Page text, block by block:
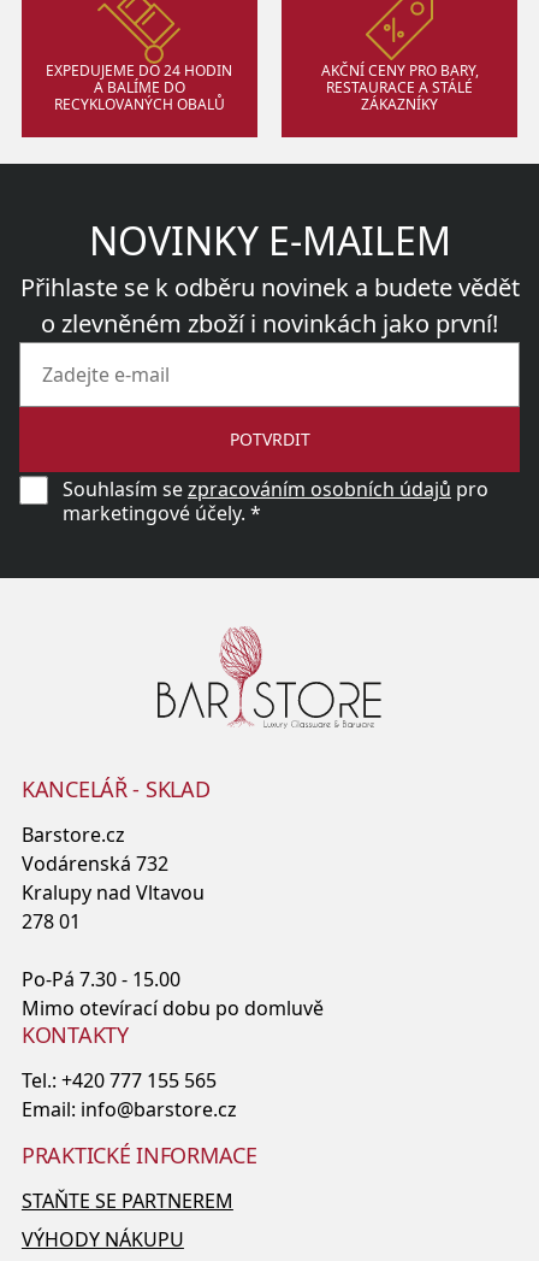
EXPEDUJEME DO 24 HODIN
A BALÍME DO
RECYKLOVANÝCH OBALŮ
AKČNÍ CENY PRO BARY,
RESTAURACE A STÁLÉ
ZÁKAZNÍKY
NOVINKY E-MAILEM
Přihlaste se k odběru novinek a budete vědět
o zlevněném zboží i novinkách jako první!
POTVRDIT
Souhlasím sezpracováním osobních údajů pro
marketingové účely. *
KANCELÁŘ - SKLAD
Barstore.cz
Vodárenská 732
Kralupy nad Vltavou
278 01
Po-Pá 7.30 - 15.00
Mimo otevírací dobu po domluvě
KONTAKTY
Tel.: +420 777 155 565
Email: info@barstore.cz
PRAKTICKÉ INFORMACE
STAŇTE SE PARTNEREM
VÝHODY NÁKUPU